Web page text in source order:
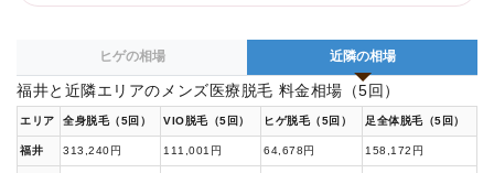
ヒゲの相場 近隣の相場
福井と近隣エリアのメンズ医療脱毛 料金相場（5回）
エリア 全身脱毛（5回） VIO脱毛（5回） ヒゲ脱毛（5回） 足全体脱毛（5回）
福井 313,240円 111,001円 64,678円 158,172円